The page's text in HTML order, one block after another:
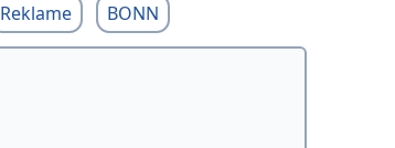
Reklame BONN